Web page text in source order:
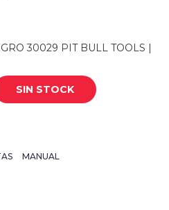
30029 PIT BULL TOOLS |
SIN STOCK
MANUAL